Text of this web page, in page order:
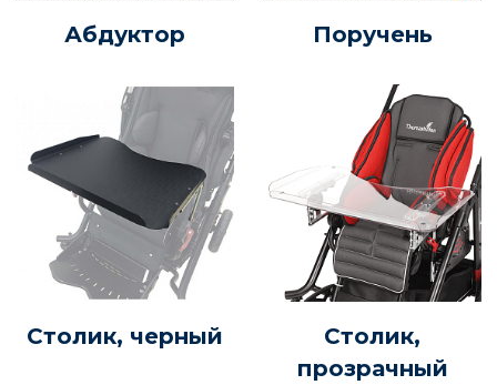
Абдуктор Поручень
Столик, черный
Столик,
прозрачный